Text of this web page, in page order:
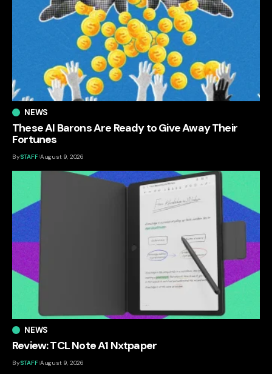
NEWS
These AI Barons Are Ready to Give Away Their
Fortunes
BySTAFF August 9, 2026
NEWS
Review: TCL Note A1 Nxtpaper
BySTAFF August 9, 2026